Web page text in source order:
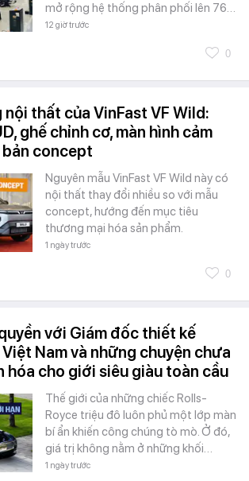
mở rộng hệ thống phân phối lên 76…
12 giờ trước
0
nội thất của VinFast VF Wild:
ghế chỉnh cơ, màn hình cảm
concept
Nguyên mẫu VinFast VF Wild này có
nội thất thay đổi nhiều so với mẫu
concept, hướng đến mục tiêu
thương mại hóa sản phẩm.
1 ngày trước
0
với Giám đốc thiết kế
Nam và những chuyện chưa
hóa cho giới siêu giàu toàn cầu
Thế giới của những chiếc Rolls-
Royce triệu đô luôn phủ một lớp màn
bí ẩn khiến công chúng tò mò. Ở đó,
giá trị không nằm ở những khối…
1 ngày trước